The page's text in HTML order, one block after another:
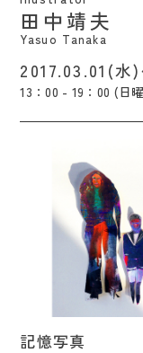
田中靖夫
Yasuo Tanaka
2017.03.01(水
13：00 - 19：00 (日
記憶写真